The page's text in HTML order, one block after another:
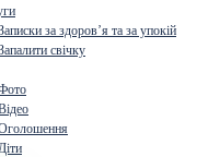
за здоров’я та за упокій
свічку